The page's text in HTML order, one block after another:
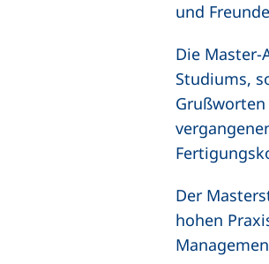
und
Die
Studiums,
Der
hohen